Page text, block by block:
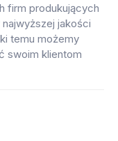
firm produkujących
jakości
temu możemy
swoim klientom